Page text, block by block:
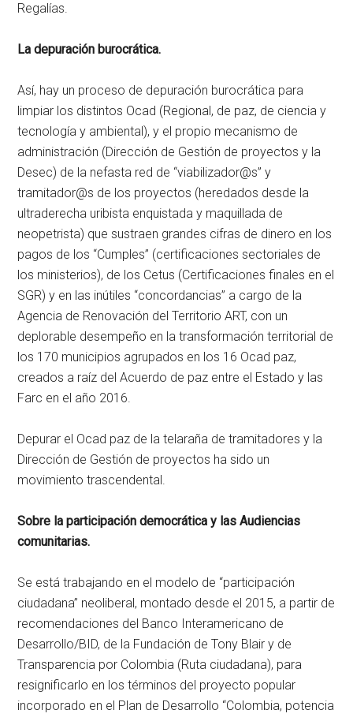
Regalías.
La depuración burocrática.
Así, hay un proceso de depuración burocrática para
limpiar los distintos Ocad (Regional, de paz, de ciencia y
tecnología y ambiental), y el propio mecanismo de
administración (Dirección de Gestión de proyectos y la
Desec) de la nefasta red de “viabilizador@s” y
tramitador@s de los proyectos (heredados desde la
ultraderecha uribista enquistada y maquillada de
neopetrista) que sustraen grandes cifras de dinero en los
pagos de los “Cumples” (certificaciones sectoriales de
los ministerios), de los Cetus (Certificaciones finales en el
SGR) y en las inútiles “concordancias” a cargo de la
Agencia de Renovación del Territorio ART, con un
deplorable desempeño en la transformación territorial de
los 170 municipios agrupados en los 16 Ocad paz,
creados a raíz del Acuerdo de paz entre el Estado y las
Farc en el año 2016.
Depurar el Ocad paz de la telaraña de tramitadores y la
Dirección de Gestión de proyectos ha sido un
movimiento trascendental.
Sobre la participación democrática y las Audiencias
comunitarias.
Se está trabajando en el modelo de “participación
ciudadana” neoliberal, montado desde el 2015, a partir de
recomendaciones del Banco Interamericano de
Desarrollo/BID, de la Fundación de Tony Blair y de
Transparencia por Colombia (Ruta ciudadana), para
resignificarlo en los términos del proyecto popular
incorporado en el Plan de Desarrollo “Colombia, potencia